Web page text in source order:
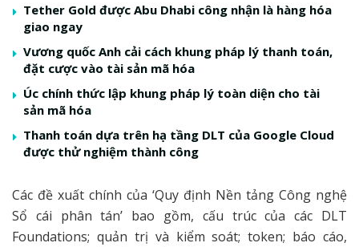
Tether Gold được Abu Dhabi công nhận là hàng hóa
giao ngay
Vương quốc Anh cải cách khung pháp lý thanh toán,
đặt cược vào tài sản mã hóa
Úc chính thức lập khung pháp lý toàn diện cho tài
sản mã hóa
Thanh toán dựa trên hạ tầng DLT của Google Cloud
được thử nghiệm thành công
Các đề xuất chính của ‘Quy định Nền tảng Công nghệ
Sổ cái phân tán’ bao gồm, cấu trúc của các DLT
Foundations; quản trị và kiểm soát; token; báo cáo,